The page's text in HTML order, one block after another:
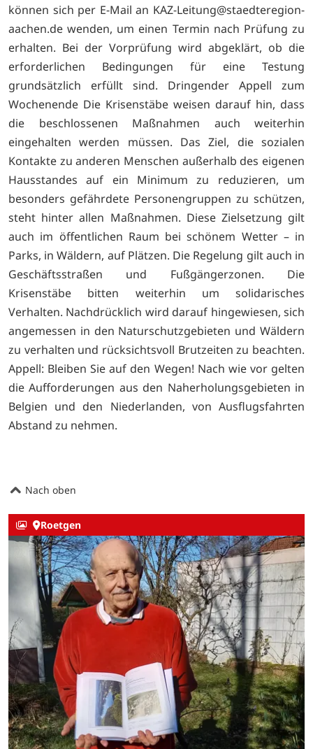
können sich per E-Mail an KAZ-Leitung@staedteregion-
aachen.de wenden, um einen Termin nach Prüfung zu
erhalten. Bei der Vorprüfung wird abgeklärt, ob die
erforderlichen Bedingungen für eine Testung
grundsätzlich erfüllt sind. Dringender Appell zum
Wochenende Die Krisenstäbe weisen darauf hin, dass
die beschlossenen Maßnahmen auch weiterhin
eingehalten werden müssen. Das Ziel, die sozialen
Kontakte zu anderen Menschen außerhalb des eigenen
Hausstandes auf ein Minimum zu reduzieren, um
besonders gefährdete Personengruppen zu schützen,
steht hinter allen Maßnahmen. Diese Zielsetzung gilt
auch im öffentlichen Raum bei schönem Wetter – in
Parks, in Wäldern, auf Plätzen. Die Regelung gilt auch in
Geschäftsstraßen und Fußgängerzonen. Die
Krisenstäbe bitten weiterhin um solidarisches
Verhalten. Nachdrücklich wird darauf hingewiesen, sich
angemessen in den Naturschutzgebieten und Wäldern
zu verhalten und rücksichtsvoll Brutzeiten zu beachten.
Appell: Bleiben Sie auf den Wegen! Nach wie vor gelten
die Aufforderungen aus den Naherholungsgebieten in
Belgien und den Niederlanden, von Ausflugsfahrten
Abstand zu nehmen.
Nach oben
Roetgen